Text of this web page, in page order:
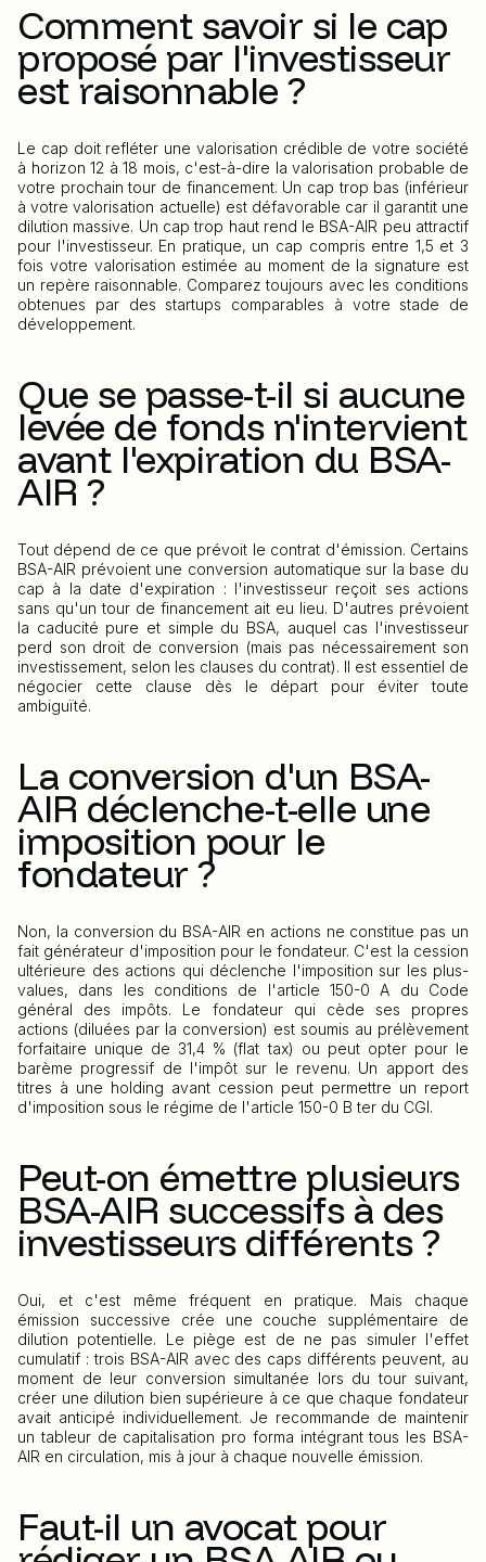
Comment savoir si le cap
proposé par l'investisseur
est raisonnable ?
Le cap doit refléter une valorisation crédible de votre société
à horizon 12 à 18 mois, c'est-à-dire la valorisation probable de
votre prochain tour de financement. Un cap trop bas (inférieur
à votre valorisation actuelle) est défavorable car il garantit une
dilution massive. Un cap trop haut rend le BSA-AIR peu attractif
pour l'investisseur. En pratique, un cap compris entre 1,5 et 3
fois votre valorisation estimée au moment de la signature est
un repère raisonnable. Comparez toujours avec les conditions
obtenues par des startups comparables à votre stade de
développement.
Que se passe-t-il si aucune
levée de fonds n'intervient
avant l'expiration du BSA-
AIR ?
Tout dépend de ce que prévoit le contrat d'émission. Certains
BSA-AIR prévoient une conversion automatique sur la base du
cap à la date d'expiration : l'investisseur reçoit ses actions
sans qu'un tour de financement ait eu lieu. D'autres prévoient
la caducité pure et simple du BSA, auquel cas l'investisseur
perd son droit de conversion (mais pas nécessairement son
investissement, selon les clauses du contrat). Il est essentiel de
négocier cette clause dès le départ pour éviter toute
ambiguïté.
La conversion d'un BSA-
AIR déclenche-t-elle une
imposition pour le
fondateur ?
Non, la conversion du BSA-AIR en actions ne constitue pas un
fait générateur d'imposition pour le fondateur. C'est la cession
ultérieure des actions qui déclenche l'imposition sur les plus-
values, dans les conditions de l'article 150-0 A du Code
général des impôts. Le fondateur qui cède ses propres
actions (diluées par la conversion) est soumis au prélèvement
forfaitaire unique de 31,4 % (flat tax) ou peut opter pour le
barème progressif de l'impôt sur le revenu. Un apport des
titres à une holding avant cession peut permettre un report
d'imposition sous le régime de l'article 150-0 B ter du CGI.
Peut-on émettre plusieurs
BSA-AIR successifs à des
investisseurs différents ?
Oui, et c'est même fréquent en pratique. Mais chaque
émission successive crée une couche supplémentaire de
dilution potentielle. Le piège est de ne pas simuler l'effet
cumulatif : trois BSA-AIR avec des caps différents peuvent, au
moment de leur conversion simultanée lors du tour suivant,
créer une dilution bien supérieure à ce que chaque fondateur
avait anticipé individuellement. Je recommande de maintenir
un tableur de capitalisation pro forma intégrant tous les BSA-
AIR en circulation, mis à jour à chaque nouvelle émission.
Faut-il un avocat pour